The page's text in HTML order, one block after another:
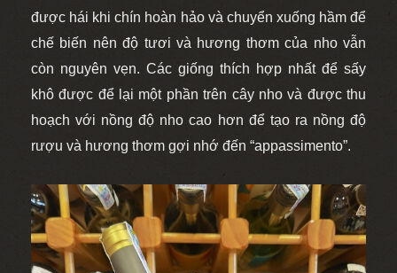
được hái khi chín hoàn hảo và chuyển xuống hầm để
chế biến nên độ tươi và hương thơm của nho vẫn
còn nguyên vẹn. Các giống thích hợp nhất để sấy
khô được để lại một phần trên cây nho và được thu
hoạch với nồng độ nho cao hơn để tạo ra nồng độ
rượu và hương thơm gợi nhớ đến “appassimento”.